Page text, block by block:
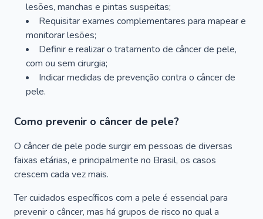
lesões, manchas e pintas suspeitas;
Requisitar exames complementares para mapear e
monitorar lesões;
Definir e realizar o tratamento de câncer de pele,
com ou sem cirurgia;
Indicar medidas de prevenção contra o câncer de
pele.
Como prevenir o câncer de pele?
O câncer de pele pode surgir em pessoas de diversas
faixas etárias, e principalmente no Brasil, os casos
crescem cada vez mais.
Ter cuidados específicos com a pele é essencial para
prevenir o câncer, mas há grupos de risco no qual a